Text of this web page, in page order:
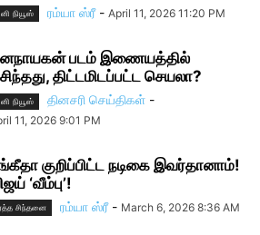
நியூஸ் ரம்யா ஸ்ரீ - April 11, 2026 11:20 PM
படம் இணையத்தில்
திட்டமிடப்பட்ட செயலா?
நியூஸ் தினசரி செய்திகள் -
11, 2026 9:01 PM
குறிப்பிட்ட நடிகை இவர்தானாம்!
‘வீம்பு’!
சிந்தனை ரம்யா ஸ்ரீ - March 6, 2026 8:36 AM